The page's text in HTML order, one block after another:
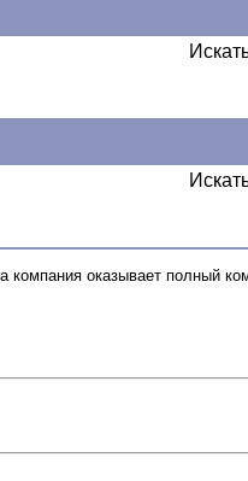
компания оказывает полный